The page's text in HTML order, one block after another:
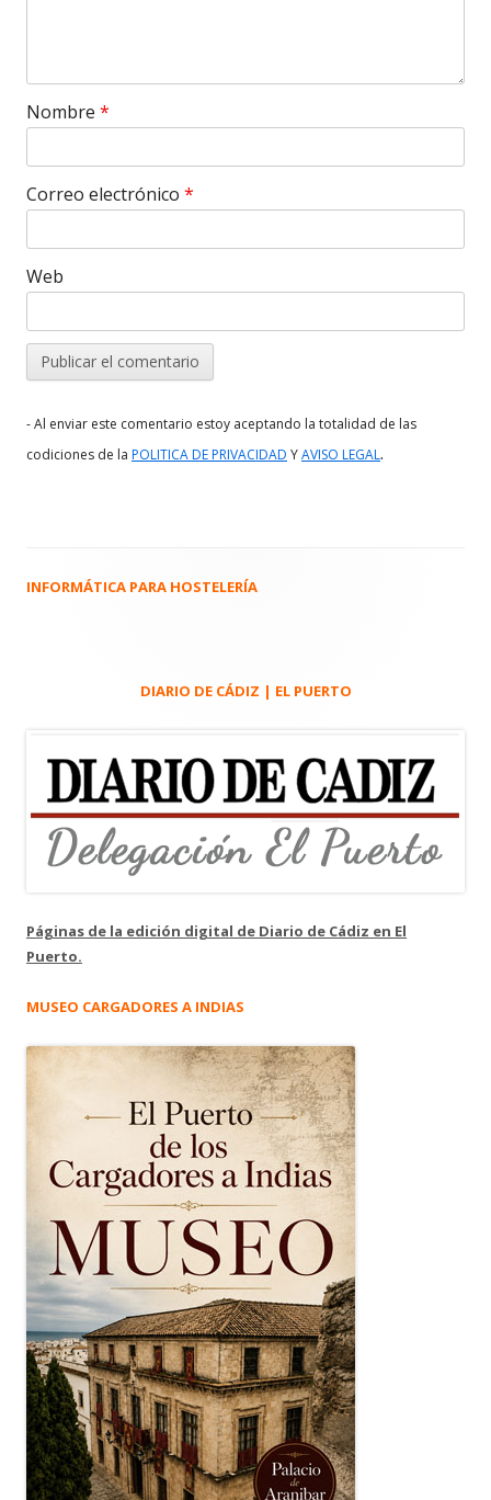
Nombre *
Correo electrónico *
Web
- Al enviar este comentario estoy aceptando la totalidad de las
codiciones de la POLITICA DE PRIVACIDAD YAVISO LEGAL.
Barra
principal
INFORMÁTICA PARA HOSTELERÍA
DIARIO DE CÁDIZ | EL PUERTO
Páginas de la edición digital de Diario de Cádiz en El
Puerto.
MUSEO CARGADORES A INDIAS